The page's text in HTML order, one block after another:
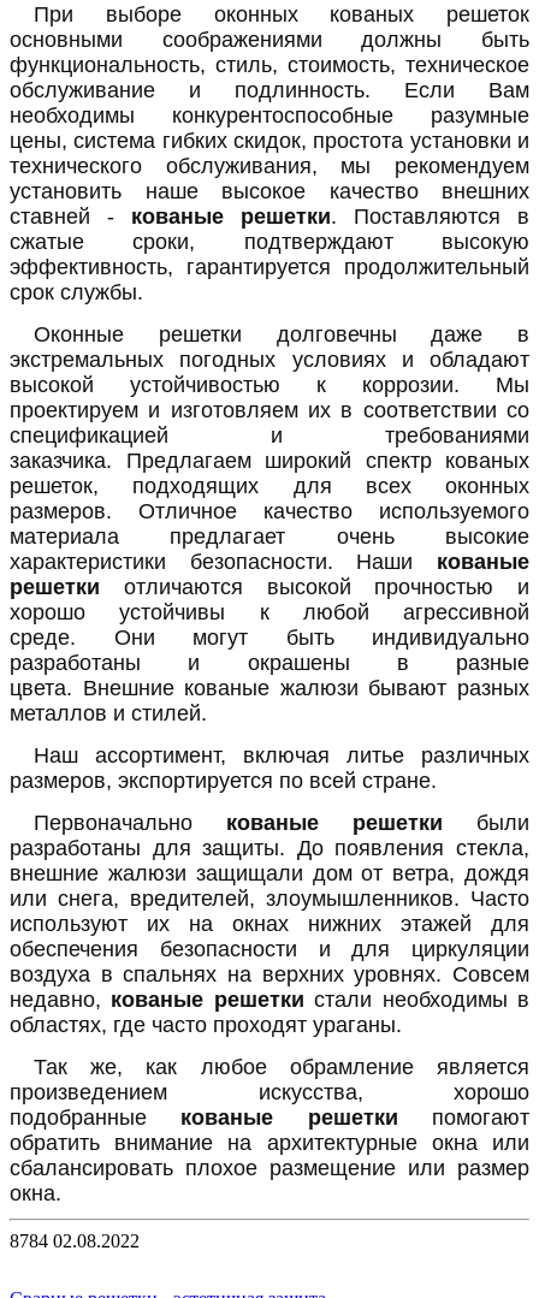
При выборе оконных кованых решеток
основными соображениями должны быть
функциональность, стиль, стоимость, техническое
обслуживание и подлинность. Если Вам
необходимы конкурентоспособные разумные
цены, система гибких скидок, простота установки и
технического обслуживания, мы рекомендуем
установить наше высокое качество внешних
ставней - кованые решетки. Поставляются в
сжатые сроки, подтверждают высокую
эффективность, гарантируется продолжительный
срок службы.
Оконные решетки долговечны даже в
экстремальных погодных условиях и обладают
высокой устойчивостью к коррозии. Мы
проектируем и изготовляем их в соответствии со
спецификацией и требованиями
заказчика. Предлагаем широкий спектр кованых
решеток, подходящих для всех оконных
размеров. Отличное качество используемого
материала предлагает очень высокие
характеристики безопасности. Наши кованые
решетки отличаются высокой прочностью и
хорошо устойчивы к любой агрессивной
среде. Они могут быть индивидуально
разработаны и окрашены в разные
цвета. Внешние кованые жалюзи бывают разных
металлов и стилей.
Наш ассортимент, включая литье различных
размеров, экспортируется по всей стране.
Первоначально кованые решетки были
разработаны для защиты. До появления стекла,
внешние жалюзи защищали дом от ветра, дождя
или снега, вредителей, злоумышленников. Часто
используют их на окнах нижних этажей для
обеспечения безопасности и для циркуляции
воздуха в спальнях на верхних уровнях. Совсем
недавно, кованые решетки стали необходимы в
областях, где часто проходят ураганы.
Так же, как любое обрамление является
произведением искусства, хорошо
подобранные кованые решетки помогают
обратить внимание на архитектурные окна или
сбалансировать плохое размещение или размер
окна.
8784 02.08.2022